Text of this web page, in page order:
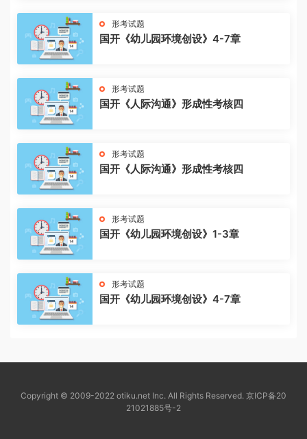
形考试题
国开《幼儿园环境创设》4-7章
形考试题
国开《人际沟通》形成性考核四
形考试题
国开《人际沟通》形成性考核四
形考试题
国开《幼儿园环境创设》1-3章
形考试题
国开《幼儿园环境创设》4-7章
Copyright © 2009-2022 otiku.net Inc. All Rights Reserved. 京ICP备20
21021885号-2